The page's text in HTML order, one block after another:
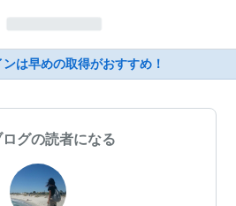
は早めの取得がおすすめ！
ログの読者になる